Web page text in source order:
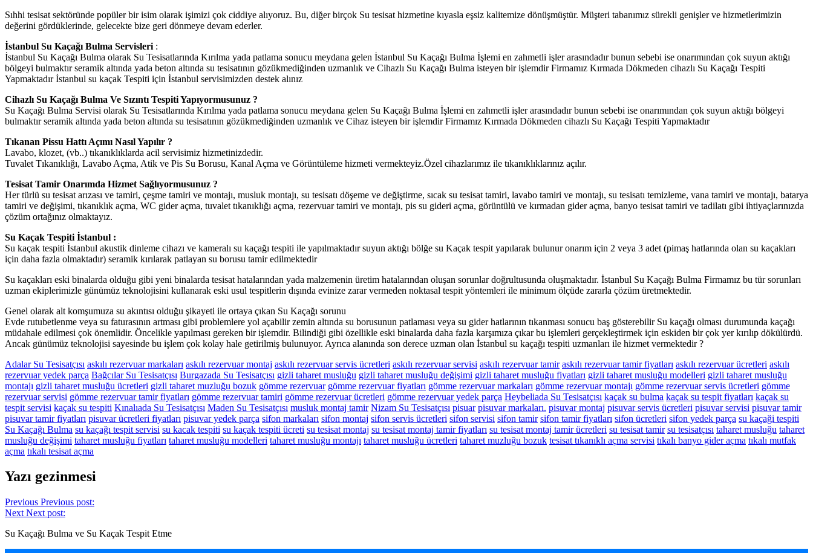
Sıhhi tesisat sektöründe popüler bir isim olarak işimizi çok ciddiye alıyoruz. Bu, diğer birçok Su tesisat hizmetine kıyasla eşsiz kalitemize dönüşmüştür. Müşteri tabanımız sürekli genişler ve hizmetlerimizin
değerini gördüklerinde, gelecekte bize geri dönmeye devam ederler.
İstanbul Su Kaçağı Bulma Servisleri :
İstanbul Su Kaçağı Bulma olarak Su Tesisatlarında Kırılma yada patlama sonucu meydana gelen İstanbul Su Kaçağı Bulma İşlemi en zahmetli işler arasındadır bunun sebebi ise onarımından çok suyun aktığı
bölgeyi bulmaktır seramik altında yada beton altında su tesisatının gözükmediğinden uzmanlık ve Cihazlı Su Kaçağı Bulma isteyen bir işlemdir Firmamız Kırmada Dökmeden cihazlı Su Kaçağı Tespiti
Yapmaktadır İstanbul su kaçak Tespiti için İstanbul servisimizden destek alınız
Cihazlı Su Kaçağı Bulma Ve Sızıntı Tespiti Yapıyormusunuz ?
Su Kaçağı Bulma Servisi olarak Su Tesisatlarında Kırılma yada patlama sonucu meydana gelen Su Kaçağı Bulma İşlemi en zahmetli işler arasındadır bunun sebebi ise onarımından çok suyun aktığı bölgeyi
bulmaktır seramik altında yada beton altında su tesisatının gözükmediğinden uzmanlık ve Cihaz isteyen bir işlemdir Firmamız Kırmada Dökmeden cihazlı Su Kaçağı Tespiti Yapmaktadır
Tıkanan Pissu Hattı Açımı Nasıl Yapılır ?
Lavabo, klozet, (vb..) tıkanıklıklarda acil servisimiz hizmetinizdedir.
Tuvalet Tıkanıklığı, Lavabo Açma, Atik ve Pis Su Borusu, Kanal Açma ve Görüntüleme hizmeti vermekteyiz.Özel cihazlarımız ile tıkanıklıklarınız açılır.
Tesisat Tamir Onarımda Hizmet Sağlıyormusunuz ?
Her türlü su tesisat arızası ve tamiri, çeşme tamiri ve montajı, musluk montajı, su tesisatı döşeme ve değiştirme, sıcak su tesisat tamiri, lavabo tamiri ve montajı, su tesisatı temizleme, vana tamiri ve montajı, batarya
tamiri ve değişimi, tıkanıklık açma, WC gider açma, tuvalet tıkanıklığı açma, rezervuar tamiri ve montajı, pis su gideri açma, görüntülü ve kırmadan gider açma, banyo tesisat tamiri ve tadilatı gibi ihtiyaçlarınızda
çözüm ortağınız olmaktayız.
Su Kaçak Tespiti İstanbul :
Su kaçak tespiti İstanbul akustik dinleme cihazı ve kameralı su kaçağı tespiti ile yapılmaktadır suyun aktığı bölğe su Kaçak tespit yapılarak bulunur onarım için 2 veya 3 adet (pimaş hatlarında olan su kaçakları
için daha fazla olmaktadır) seramik kırılarak patlayan su borusu tamir edilmektedir
Su kaçakları eski binalarda olduğu gibi yeni binalarda tesisat hatalarından yada malzemenin üretim hatalarından oluşan sorunlar doğrultusunda oluşmaktadır. İstanbul Su Kaçağı Bulma Firmamız bu tür sorunları
uzman ekiplerimizle günümüz teknolojisini kullanarak eski usul tespitlerin dışında evinize zarar vermeden noktasal tespit yöntemleri ile minimum ölçüde zararla çözüm üretmektedir.
Genel olarak alt komşumuza su akıntısı olduğu şikayeti ile ortaya çıkan Su Kaçağı sorunu
Evde rutubetlenme veya su faturasının artması gibi problemlere yol açabilir zemin altında su borusunun patlaması veya su gider hatlarının tıkanması sonucu baş gösterebilir Su kaçağı olması durumunda kaçağı
müdahale edilmesi çok önemlidir. Öncelikle yapılması gereken bir işlemdir. Bilindiği gibi özellikle eski binalarda daha fazla karşımıza çıkar bu işlemleri gerçekleştirmek için eskiden bir çok yer kırılıp dökülürdü.
Ancak günümüz teknolojisi sayesinde bu işlem çok kolay hale getirilmiş bulunuyor. Ayrıca alanında son derece uzman olan İstanbul su kaçağı tespiti uzmanları ile hizmet vermektedir ?
Adalar Su Tesisatçısı askılı rezervuar markaları askılı rezervuar montaj askılı rezervuar servis ücretleri askılı rezervuar servisi askılı rezervuar tamir askılı rezervuar tamir fiyatları askılı rezervuar ücretleri askılı
rezervuar yedek parça Bağcılar Su Tesisatçısı Burgazada Su Tesisatçısı gizli taharet musluğu gizli taharet musluğu değişimi gizli taharet musluğu fiyatları gizli taharet musluğu modelleri gizli taharet musluğu
montajı gizli taharet musluğu ücretleri gizli taharet muzluğu bozuk gömme rezervuar gömme rezervuar fiyatları gömme rezervuar markaları gömme rezervuar montajı gömme rezervuar servis ücretleri gömme
rezervuar servisi gömme rezervuar tamir fiyatları gömme rezervuar tamiri gömme rezervuar ücretleri gömme rezervuar yedek parça Heybeliada Su Tesisatçısı kaçak su bulma kaçak su tespit fiyatları kaçak su
tespit servisi kaçak su tespiti Kınalıada Su Tesisatçısı Maden Su Tesisatçısı musluk montaj tamir Nizam Su Tesisatçısı pisuar pisuvar markaları. pisuvar montaj pisuvar servis ücretleri pisuvar servisi pisuvar tamir
pisuvar tamir fiyatları pisuvar ücretleri fiyatları pisuvar yedek parça sifon markaları sifon montaj sifon servis ücretleri sifon servisi sifon tamir sifon tamir fiyatları sifon ücretleri sifon yedek parça su kaçaği tespiti
Su Kaçağı Bulma su kaçağı tespit servisi su kacak tespiti su kaçak tespiti ücreti su tesisat montaj su tesisat montaj tamir fiyatları su tesisat montaj tamir ücretleri su tesisat tamir su tesisatçısı taharet musluğu taharet
musluğu değişimi taharet musluğu fiyatları taharet musluğu modelleri taharet musluğu montajı taharet musluğu ücretleri taharet muzluğu bozuk tesisat tıkanıklı açma servisi tıkalı banyo gider açma tıkalı mutfak
açma tıkalı tesisat açma
Yazı gezinmesi
Previous Previous post:
Next Next post:
Su Kaçağı Bulma ve Su Kaçak Tespit Etme